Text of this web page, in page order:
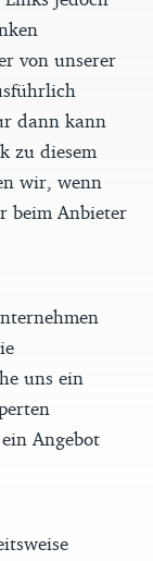
von unserer
dann kann
zu diesem
wir, wenn
beim Anbieter
uns ein
Angebot